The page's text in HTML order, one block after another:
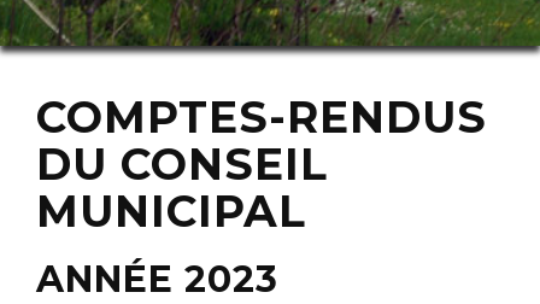
COMPTES-RENDUS
DU CONSEIL
MUNICIPAL
ANNÉE 2023